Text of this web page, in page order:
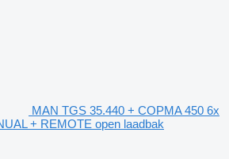
MAN TGS 35.440 + COPMA 450 6x
+ REMOTE open laadbak